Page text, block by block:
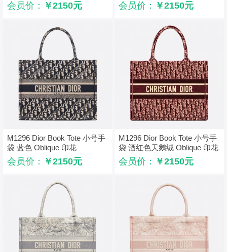
会员价： ￥2150元 会员价： ￥2150元
M1296 Dior Book Tote 小号手
袋 蓝色 Oblique 印花
会员价： ￥2150元
M1296 Dior Book Tote 小号手
袋 酒红色天鹅绒 Oblique 印花
会员价： ￥2150元